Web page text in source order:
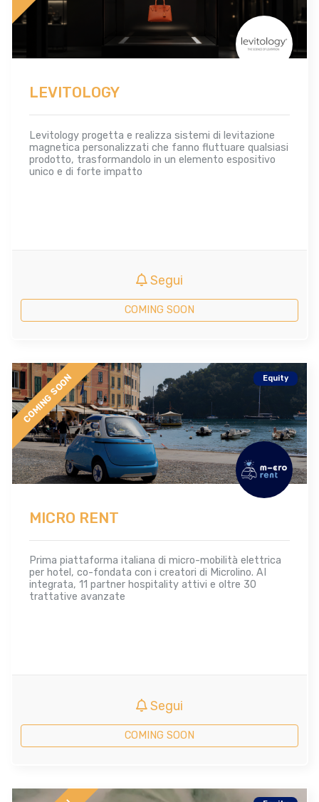
LEVITOLOGY
Levitology progetta e realizza sistemi di levitazione
magnetica personalizzati che fanno fluttuare qualsiasi
prodotto, trasformandolo in un elemento espositivo
unico e di forte impatto
Segui
COMING SOON
COMING SOON Equity
MICRO RENT
Prima piattaforma italiana di micro-mobilità elettrica
per hotel, co-fondata con i creatori di Microlino. AI
integrata, 11 partner hospitality attivi e oltre 30
trattative avanzate
Segui
COMING SOON